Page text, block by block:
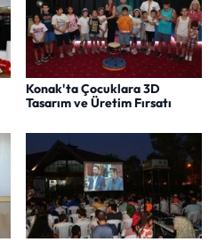
Konak'ta Çocuklara 3D
Tasarım ve Üretim Fırsatı